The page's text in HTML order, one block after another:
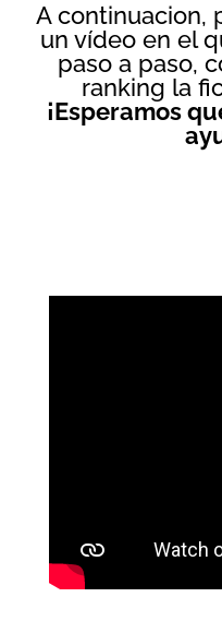
A continuacion,
un vídeo en el
paso a paso,
ranking la
¡Esperamos